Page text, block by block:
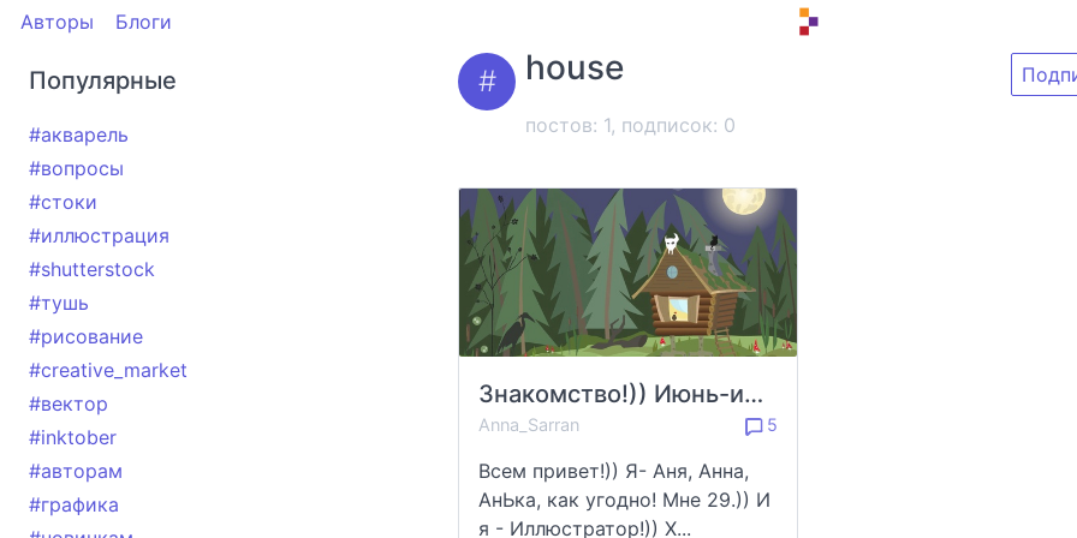
Авторы Блоги
Популярные
#акварель
#вопросы
#стоки
#иллюстрация
#shutterstock
#тушь
#рисование
#creative_market
#вектор
#inktober
#авторам
#графика
house
постов: 1, подписок: 0
Знакомство!)) Июнь-июль 2021г
Anna_Sarran 5
Всем привет!)) Я- Аня, Анна,
АнЬка, как угодно! Мне 29.)) И
я - Иллюстратор!)) Х...